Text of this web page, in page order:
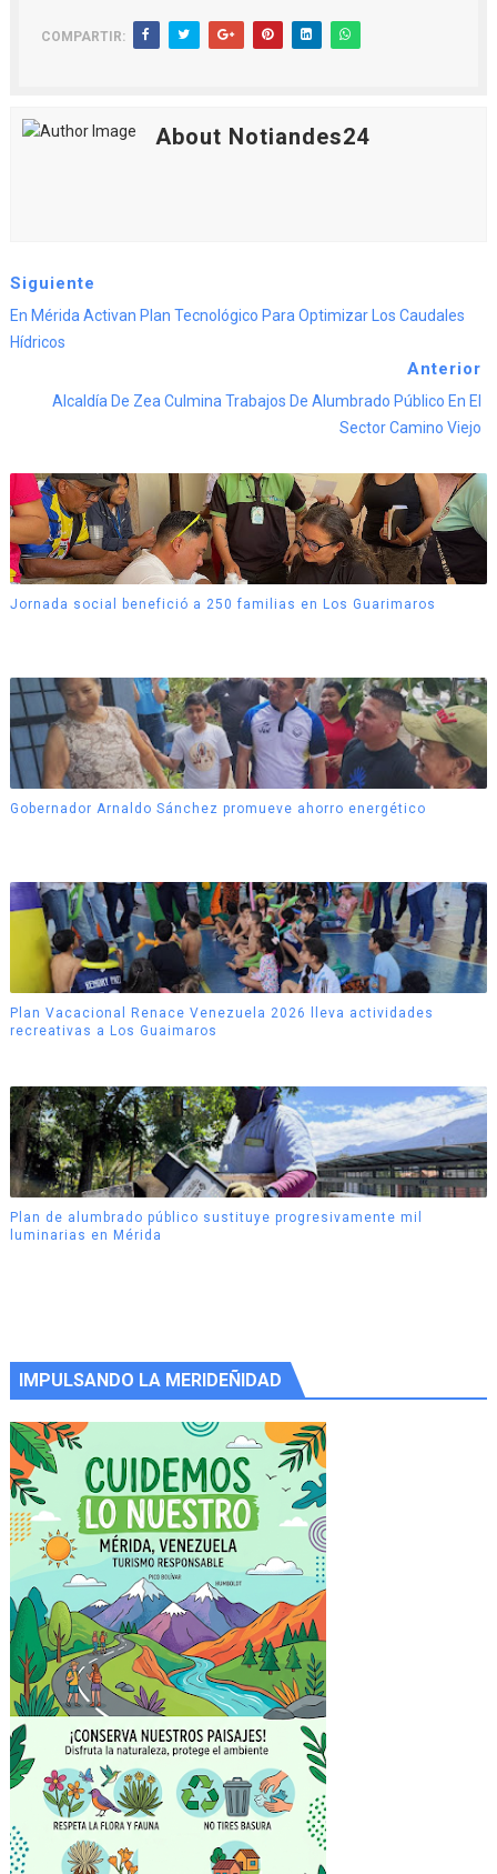
COMPARTIR:
About Notiandes24
Siguiente
En Mérida Activan Plan Tecnológico Para Optimizar Los Caudales
Hídricos
Anterior
Alcaldía De Zea Culmina Trabajos De Alumbrado Público En El
Sector Camino Viejo
Jornada social benefició a 250 familias en Los Guarimaros
Gobernador Arnaldo Sánchez promueve ahorro energético
Plan Vacacional Renace Venezuela 2026 lleva actividades
recreativas a Los Guaimaros
Plan de alumbrado público sustituye progresivamente mil
luminarias en Mérida
IMPULSANDO LA MERIDEÑIDAD